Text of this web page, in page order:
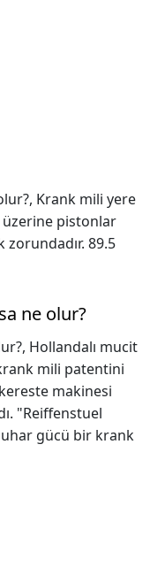
Krank mili yere
üzerine pistonlar
zorundadır. 89.5
ne olur?
Hollandalı mucit
mili patentini
makinesi
"Reiffenstuel
gücü bir krank